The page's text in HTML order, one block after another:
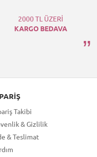
2000 TL ÜZERİ
KARGO BEDAVA
Takibi
& Gizlilik
& Teslimat